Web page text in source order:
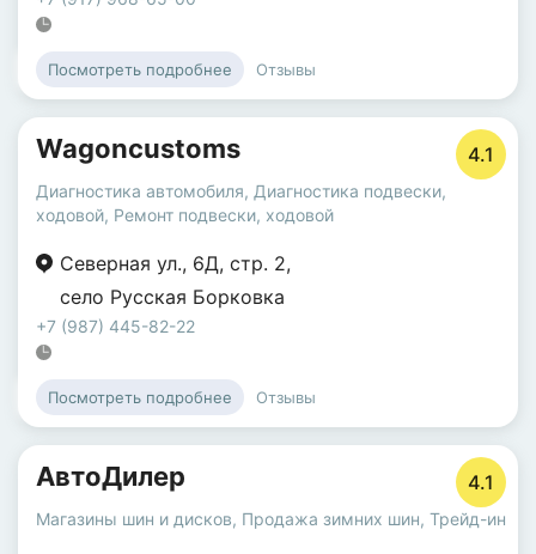
Посмотреть подробнее Отзывы
Wagoncustoms 4.1
Диагностика автомобиля, Диагностика подвески,
ходовой, Ремонт подвески, ходовой
Северная ул., 6Д, стр. 2,
село Русская Борковка
+7 (987) 445-82-22
Посмотреть подробнее Отзывы
АвтоДилер 4.1
Магазины шин и дисков, Продажа зимних шин, Трейд-ин